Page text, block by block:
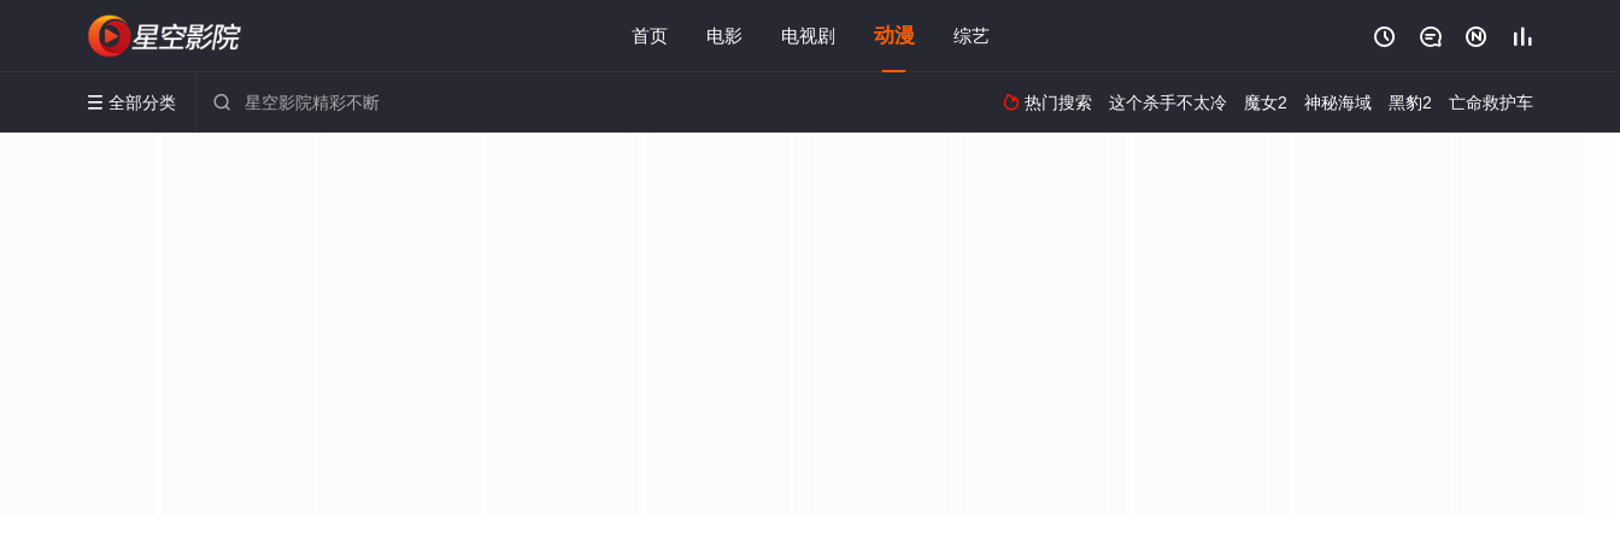
首页 电影 电视剧 动漫 综艺    
 全部分类   热门搜索 这个杀手不太冷 魔女2 神秘海域 黑豹2 亡命救护车